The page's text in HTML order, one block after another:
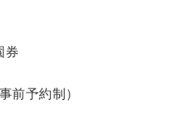
券
前予約制）